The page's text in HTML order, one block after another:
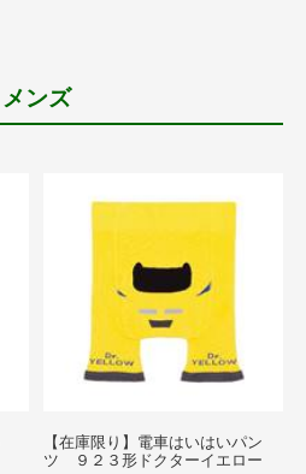
メンズ
【在庫限り】電車はいはいパン
ツ ９２３形ドクターイエロー